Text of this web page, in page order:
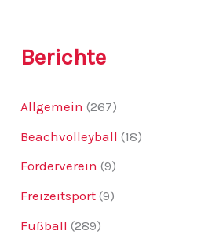
Berichte
Allgemein (267)
Beachvolleyball (18)
Förderverein (9)
Freizeitsport (9)
Fußball (289)